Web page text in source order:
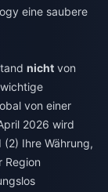
eine saubere
nicht von
von einer
2026 wird
Ihre Währung,
Region